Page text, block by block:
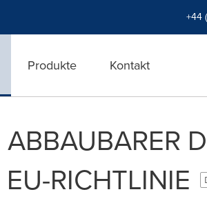
+44
Produkte Kontakt
RICHTLINIE